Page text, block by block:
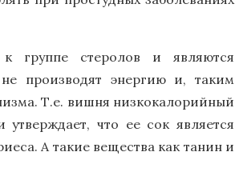
группе стеролов и являются
производят энергию и, таким
Т.е. вишня низкокалорийный
что ее сок является
А такие вещества как танин и